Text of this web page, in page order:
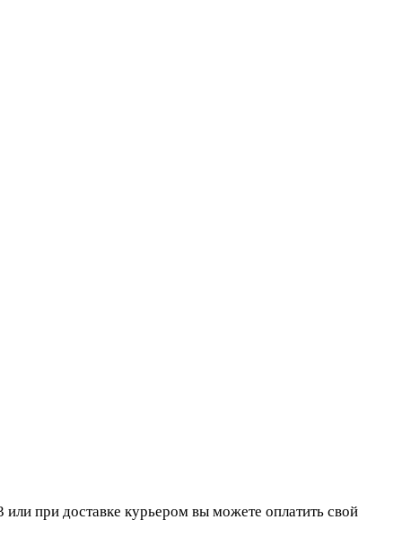
при доставке курьером вы можете оплатить свой